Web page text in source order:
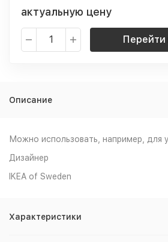
актуальную цену
Перейти
Описание
Можно использовать, например, для
Дизайнер
IKEA of Sweden
Характеристики